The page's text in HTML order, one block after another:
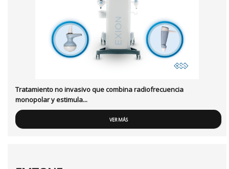
Tratamiento no invasivo que combina radiofrecuencia
monopolar y estimula...
VER MÁS